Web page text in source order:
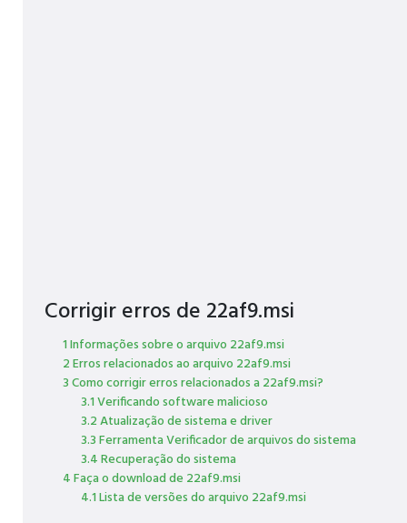
Corrigir erros de 22af9.msi
1 Informações sobre o arquivo 22af9.msi
2 Erros relacionados ao arquivo 22af9.msi
3 Como corrigir erros relacionados a 22af9.msi?
3.1 Verificando software malicioso
3.2 Atualização de sistema e driver
3.3 Ferramenta Verificador de arquivos do sistema
3.4 Recuperação do sistema
4 Faça o download de 22af9.msi
4.1 Lista de versões do arquivo 22af9.msi